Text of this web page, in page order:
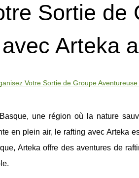
Sortie de
Arteka
Votre Sortie de Groupe Aventureuse
une région où la nature
en plein air, le rafting avec Arteka
Arteka offre des aventures de